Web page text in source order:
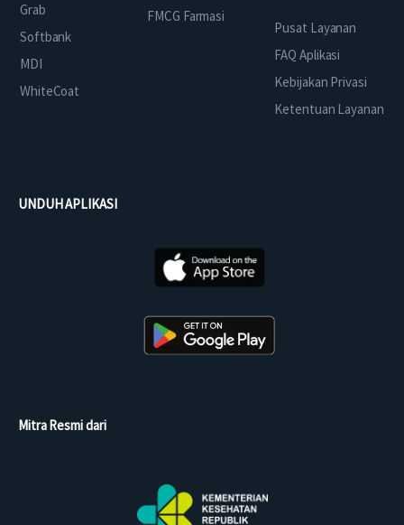
Grab
Softbank
MDI
WhiteCoat
FMCG Farmasi
Pusat Layanan
FAQ Aplikasi
Kebijakan Privasi
Ketentuan Layanan
UNDUH APLIKASI
Mitra Resmi dari